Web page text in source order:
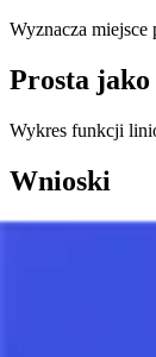
Wyznacza
Prosta
Wykres funkcji
Wnioski
Funkcje liniowe
przyrodniczych,
Zrób zdjęcie